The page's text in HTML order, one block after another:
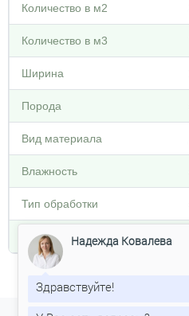
Количество в м2
Количество в м3
Ширина
Порода
Вид материала
Влажность
Тип обработки
Плотность кг/м3